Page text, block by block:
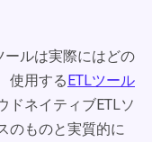
ールは実際にはどの
使用するETLツール
ドネイティブETLソ
のものと実質的に